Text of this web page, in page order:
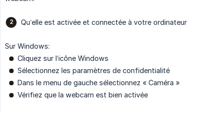
Qu’elle est activée et connectée à votre ordinateur
Sur Windows:
Cliquez sur l’icône Windows
Sélectionnez les paramètres de confidentialité
Dans le menu de gauche sélectionnez « Caméra »
Vérifiez que la webcam est bien activée